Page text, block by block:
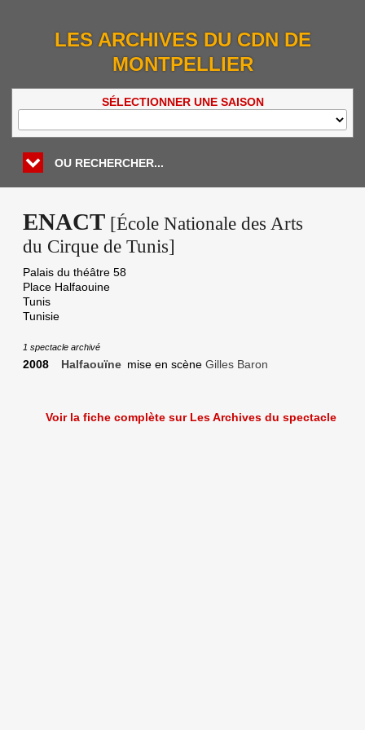
LES ARCHIVES DU CDN DE
MONTPELLIER
SÉLECTIONNER UNE SAISON
OU RECHERCHER...
ENACT [École Nationale des Arts
du Cirque de Tunis]
Palais du théâtre 58
Place Halfaouine
Tunis
Tunisie
1 spectacle archivé
2008 Halfaouïne mise en scène Gilles Baron
Voir la fiche complète sur Les Archives du spectacle